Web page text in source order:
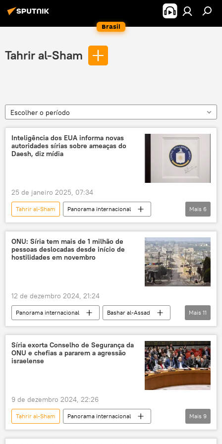
Brasil
Tahrir al-Sham
Escolher o período
Inteligência dos EUA informa novas
autoridades sírias sobre ameaças do
Daesh, diz mídia
25 de janeiro 2025, 07:34
Tahrir al-Sham
Panorama internacional
Mundo
Estados Unidos
Síria
Damasco
Daesh
The Washington Post
Mais 6
ONU: Síria tem mais de 1 milhão de
pessoas deslocadas desde início de
hostilidades em novembro
12 de dezembro 2024, 21:24
Panorama internacional
Bashar al-Assad
Síria
ONU Idlib
Aleppo
Oriente Médio e África
Nações Unidas
Organização das Nações Unidas
OCHA
deslocados
Mais 11
Síria exorta Conselho de Segurança da
ONU e chefias a pararem a agressão
israelense
9 de dezembro 2024, 22:26
Tahrir al-Sham
Panorama internacional
Mundo
ONU
Síria
Mais 9